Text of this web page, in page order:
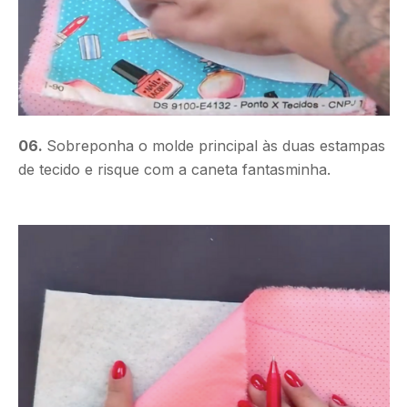
06. Sobreponha o molde principal às duas estampas
de tecido e risque com a caneta fantasminha.